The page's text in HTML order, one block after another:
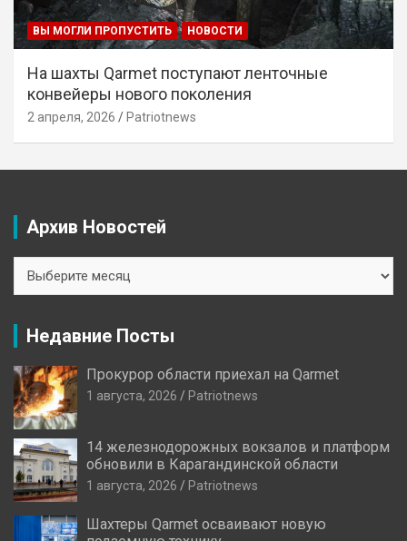
ВЫ МОГЛИ ПРОПУСТИТЬ НОВОСТИ
На шахты Qarmet поступают ленточные
конвейеры нового поколения
2 апреля, 2026 Patriotnews
Архив Новостей
Новостей
Недавние Посты
Прокурор области приехал на Qarmet
1 августа, 2026 Patriotnews
14 железнодорожных вокзалов и платформ
обновили в Карагандинской области
1 августа, 2026 Patriotnews
Шахтеры Qarmet осваивают новую